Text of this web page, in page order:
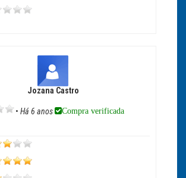
Jozana Castro
• Há 6 anos Compra verificada